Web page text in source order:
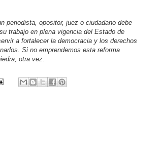
periodista, opositor, juez o ciudadano debe
trabajo en plena vigencia del Estado de
a fortalecer la democracia y los derechos
Si no emprendemos esta reforma
otra vez.